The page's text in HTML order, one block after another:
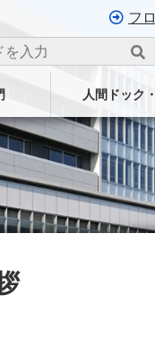
フ
人間ドック